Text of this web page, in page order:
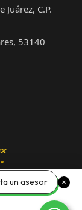
C.P.
53140
un asesor